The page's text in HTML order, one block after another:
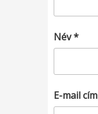
Név*
E-mail cím